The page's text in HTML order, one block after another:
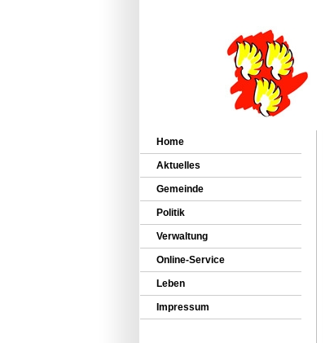
Home
Aktuelles
Gemeinde
Politik
Verwaltung
Online-Service
Leben
Impressum